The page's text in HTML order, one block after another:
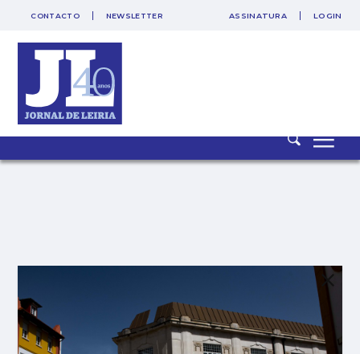
CONTACTO NEWSLETTER ASSINATURA LOGIN